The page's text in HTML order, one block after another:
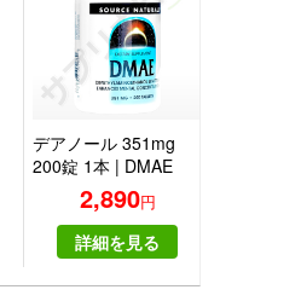
デアノール 351mg
200錠 1本 | DMAE
351mg 200tablets
2,890円
詳細を見る